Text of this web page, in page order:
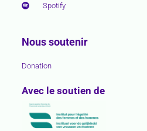
Spotify
Nous soutenir
Donation
Avec le soutien de